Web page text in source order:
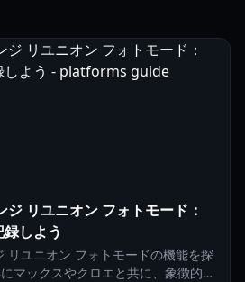
ジ リユニオン フォトモード：
しよう
リユニオン フォトモードの機能を探
マックスやクロエと共に、象徴的な